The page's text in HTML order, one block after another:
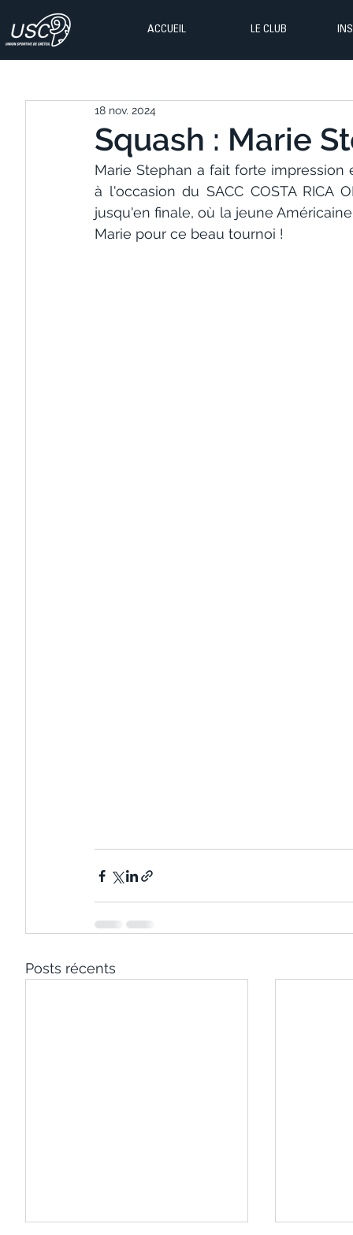
ACCUEIL LE CLUB
Squash : Marie
18 nov. 2024
Marie Stephan a fait forte
à l'occasion du SACC COSTA RICA
jusqu'en finale, où la jeune
Marie pour ce beau tournoi !
Posts récents